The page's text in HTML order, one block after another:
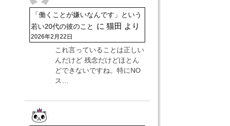
「働くことが嫌いなんです」という
若い20代の彼のこと
に 猫田 より
2026年2月22日
これ言っていることは正しい
んだけど 残念だけどほとん
どできないですね。特にNO
ス…